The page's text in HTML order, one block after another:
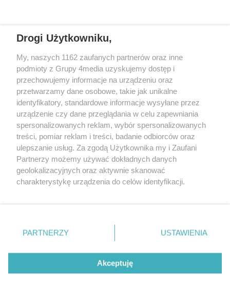
Reklama Kontakt Regulamin
Dystrybucja
Regulamin prenumeraty
Polityka Prywatności
Zapisz się do newslettera
Dołącz do grona ludzi najlepiej poinformowanych!
Zapisz się »
Drogi Użytkowniku,
My, naszych 1162 zaufanych partnerów oraz inne
podmioty z Grupy 4media uzyskujemy dostęp i
przechowujemy informacje na urządzeniu oraz
przetwarzamy dane osobowe, takie jak unikalne
identyfikatory, standardowe informacje wysyłane przez
urządzenie czy dane przeglądania w celu zapewniania
spersonalizowanych reklam, wybór spersonalizowanych
treści, pomiar reklam i treści, badanie odbiorców oraz
ulepszanie usług. Za zgodą Użytkownika my i Zaufani
Partnerzy możemy używać dokładnych danych
geolokalizacyjnych oraz aktywnie skanować
charakterystykę urządzenia do celów identyfikacji.
zmienić/wycofać klikając przycisk ustawień prywatności
znajdujący się w lewym dolnym rogu strony
. Niektóre
użytkownika, ale masz prawo sprzeciwić się takiemu
przetwarzaniu. Preferencje będą miały zastosowania tylko
PARTNERZY USTAWIENIA
Akceptuję